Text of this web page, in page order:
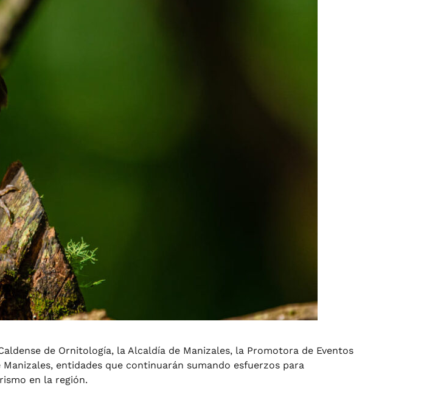
de Ornitología, la Alcaldía de Manizales, la Promotora de Eventos
entidades que continuarán sumando esfuerzos para
en la región.